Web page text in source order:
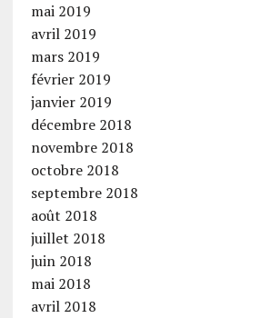
mai 2019
avril 2019
mars 2019
février 2019
janvier 2019
décembre 2018
novembre 2018
octobre 2018
septembre 2018
août 2018
juillet 2018
juin 2018
mai 2018
avril 2018